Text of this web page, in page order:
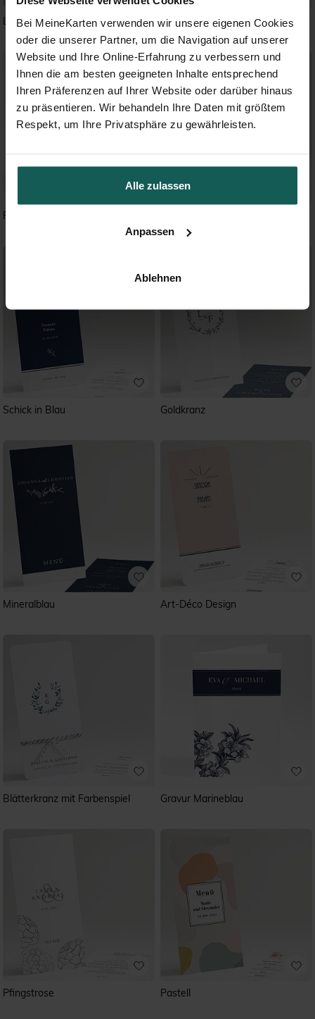
Bei MeineKarten verwenden wir unsere eigenen Cookies
oder die unserer Partner, um die Navigation auf unserer
Website und Ihre Online-Erfahrung zu verbessern und
Ihnen die am besten geeigneten Inhalte entsprechend
Ihren Präferenzen auf Ihrer Website oder darüber hinaus
zu präsentieren. Wir behandeln Ihre Daten mit größtem
Respekt, um Ihre Privatsphäre zu gewährleisten.
Alle zulassen
Anpassen
Ablehnen
Love is all Perfekt geplant
Fotoalbum
Schick in Blau Goldkranz
Mineralblau Art-Déco Design
Blätterkranz mit Farbenspiel Gravur Marineblau
Pfingstrose Pastell